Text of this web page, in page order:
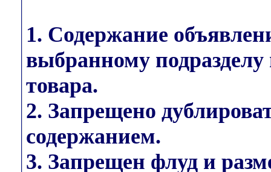
1. Содержание
выбранному
товара.
2. Запрещено
содержанием.
3. Запрещен флуд и